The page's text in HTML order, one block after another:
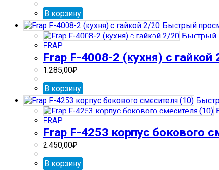
В корзину
Быстрый
Быстрый
FRAP
Frap F-4008-2 (кухня) с гайкой
1.285,00₽
В корзину
FRAP
Frap F-4253 корпус бокового
2.450,00₽
В корзину